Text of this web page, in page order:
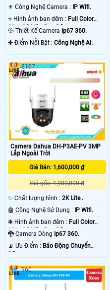
⚜️ Công Nghệ Camera : IP Wifi.
⭐ Hình ảnh ban đêm : Full Color
30m Có Màu Ban Ðêm.
💦 Thiết Kế Camera Ip67 360.
️✤ Điểm Nỗi Bật : Công Nghệ AI.
Camera Dahua DH-P3AE-PV 3MP
Lắp Ngoài Trời
Giá Bán: 1,600,000 ₫
Giá gốc: 1,900,000 ₫
✨ Chất lượng hình : 2K Lite .
🤖️ Công Nghệ Sử Dụng :
IP Wifi.
❃ Hình ảnh ban đêm : Full Color
30m Có Màu Ban Ðêm.
🐉️ Camera Dòng Ip67 360.
️📡 Ưu Điểm : Báo Động Chuyển
2107
960